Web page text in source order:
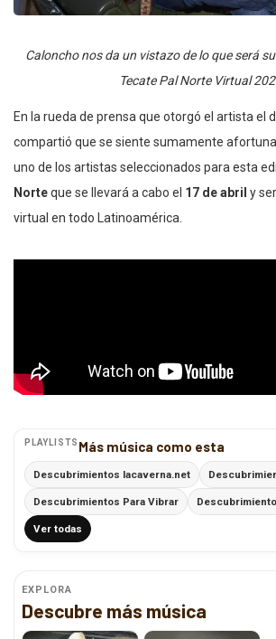
Caloncho nos da un vistazo de lo que será
Tecate Pal Norte Virtual
En la rueda de prensa que otorgó el artista el
compartió que se siente sumamente
uno de los artistas seleccionados para esta
Norteque se llevará a cabo el 17 de abril y
virtual en todo Latinoamérica.
PLAYLISTS Más música como esta
Descubrimientos lacaverna.net
Descubrimientos Para Vibrar
Ver todas
EXPLORA
Descubre más música